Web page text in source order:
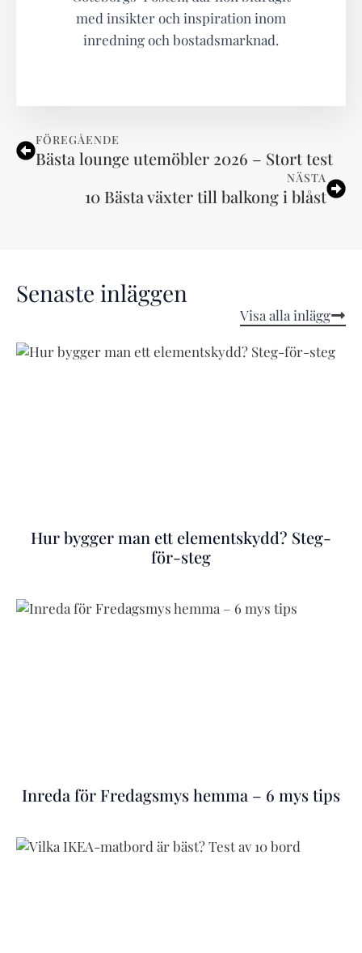
med insikter och inspiration inom
inredning och bostadsmarknad.
FÖREGÅENDE
Bästa lounge utemöbler 2026 – Stort test
NÄSTA
10 Bästa växter till balkong i blåst
Senaste inläggen
Visa alla inlägg
Hur bygger man ett elementskydd? Steg-
för-steg
Inreda för Fredagsmys hemma – 6 mys tips